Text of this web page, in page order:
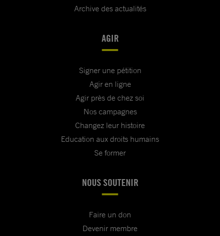
Archive des actualités
AGIR
Signer une pétition
Agir en ligne
Agir près de chez soi
Nos campagnes
Changez leur histoire
Education aux droits humains
Se former
NOUS SOUTENIR
Faire un don
Devenir membre